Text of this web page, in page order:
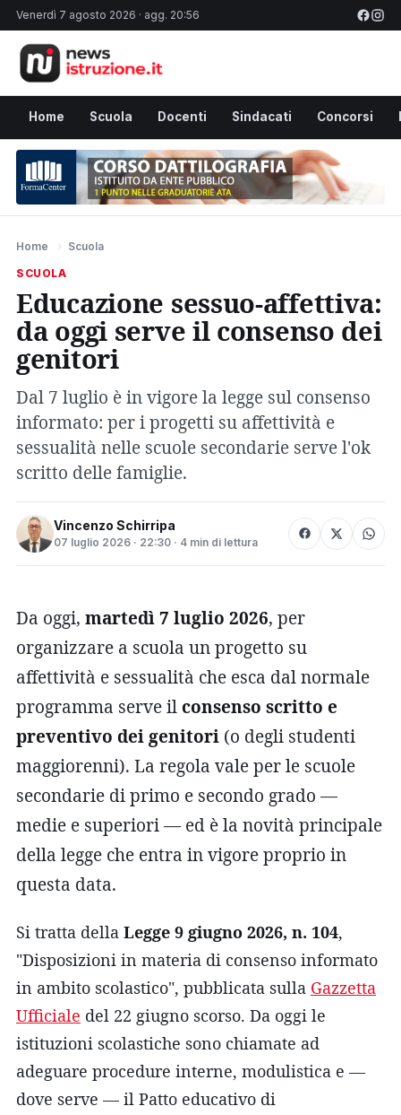
Venerdì 7 agosto 2026 · agg. 20:56
Home Scuola Docenti Sindacati Concorsi
Home › Scuola
SCUOLA
Educazione sessuo-affettiva:
da oggi serve il consenso dei
genitori
Dal 7 luglio è in vigore la legge sul consenso
informato: per i progetti su affettività e
sessualità nelle scuole secondarie serve l'ok
scritto delle famiglie.
Vincenzo Schirripa
07 luglio 2026 · 22:30 · 4 min di lettura
Da oggi, martedì 7 luglio 2026, per
organizzare a scuola un progetto su
affettività e sessualità che esca dal normale
programma serve il consenso scritto e
preventivo dei genitori (o degli studenti
maggiorenni). La regola vale per le scuole
secondarie di primo e secondo grado —
medie e superiori — ed è la novità principale
della legge che entra in vigore proprio in
questa data.
Si tratta della Legge 9 giugno 2026, n. 104,
"Disposizioni in materia di consenso informato
in ambito scolastico", pubblicata sulla Gazzetta
Ufficiale del 22 giugno scorso. Da oggi le
istituzioni scolastiche sono chiamate ad
adeguare procedure interne, modulistica e —
dove serve — il Patto educativo di